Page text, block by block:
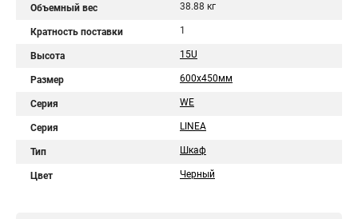
Объемный вес 38.88 кг
Кратность поставки 1
Высота 15U
Размер 600x450мм
Серия WE
Серия LINEA
Тип Шкаф
Цвет Черный